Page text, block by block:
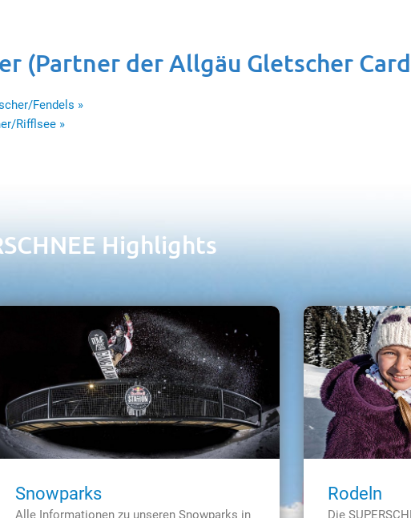
(Partner der Allgäu Gletscher
Fendels »
Rifflsee »
Highlights
Snowparks
Alle Informationen zu unseren Snowparks in
Rodeln
Die